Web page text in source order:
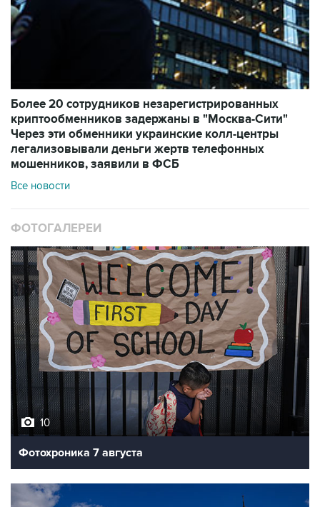
Более 20 сотрудников незарегистрированных
криптообменников задержаны в "Москва-Сити"
Через эти обменники украинские колл-центры
легализовывали деньги жертв телефонных
мошенников, заявили в ФСБ
Все новости
ФОТОГАЛЕРЕИ
10
Фотохроника 7 августа